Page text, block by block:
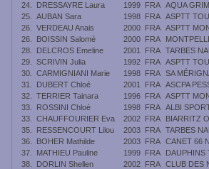
24.
DRESSAYRE Laura 1999 FRA AQUA
25.
AUBAN Sara 1998 FRA ASPTT
26.
VERDEAU Anais 2000 FRA ASPTT
26.
BOISSIN Salomé 2000 FRA
28.
DELCROS Emeline 2001 FRA TARBES
29.
SCRIVIN Julia 1992 FRA ASPTT
30.
CARMIGNIANI Marie 1998 FRA SA
31.
DUBERT Chloé 2001 FRA ASCPA
32.
TERRIER Tainara 1996 FRA ASPTT
33.
ROSSINI Chloé 1998 FRA ALBI
33.
CHAUFFOURIER Eva 2002 FRA
BIARRITZ
35.
RESSENCOURT Lilou 2003 FRA TARBES
36.
BOHER Mathilde 2003 FRA CANET 66
37.
MATHIEU Pauline 1999 FRA
DAUPHINS
38.
DORLIN Shellen 2002 FRA CLUB DES